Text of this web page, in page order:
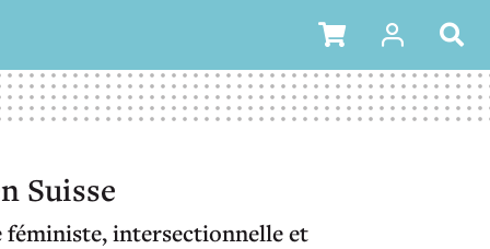
Suisse
féministe, intersectionnelle et